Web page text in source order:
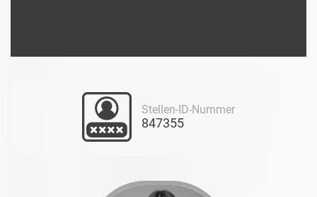
Stellen-ID-Nummer
847355